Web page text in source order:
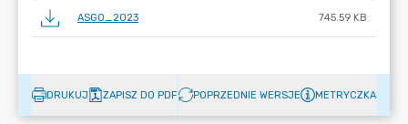
ASGO_2023 745.59 KB
DRUKUJ ZAPISZ DO PDF POPRZEDNIE WERSJE METRYCZKA